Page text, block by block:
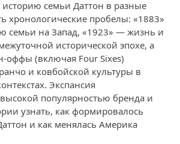
историю семьи Даттон в разные
хронологические пробелы: «1883»
семьи на Запад, «1923» — жизнь и
исторической эпохе, а
(включая Four Sixes)
и ковбойской культуры в
Экспансия
популярностью бренда и
узнать, как формировалось
и как менялась Америка